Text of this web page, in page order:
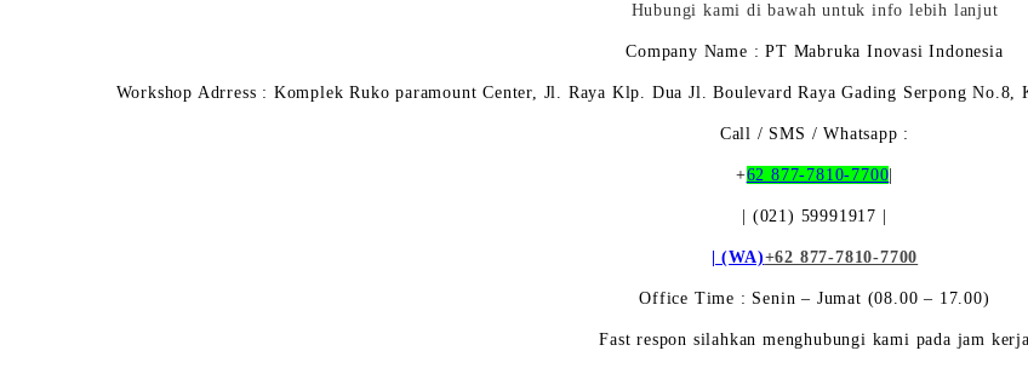
Hubungi kami di bawah untuk info lebih lanjut
Company Name : PT Mabruka Inovasi Indonesia
Workshop Adrress : Komplek Ruko paramount Center, Jl. Raya Klp. Dua Jl. Boulevard Raya Gading Serpong
Call / SMS / Whatsapp :
+62 877-7810-7700
| (021) 59991917 |
| (WA)+62 877-7810-7700
Office Time : Senin – Jumat (08.00 – 17.00)
Fast respon silahkan menghubungi kami pada jam kerja